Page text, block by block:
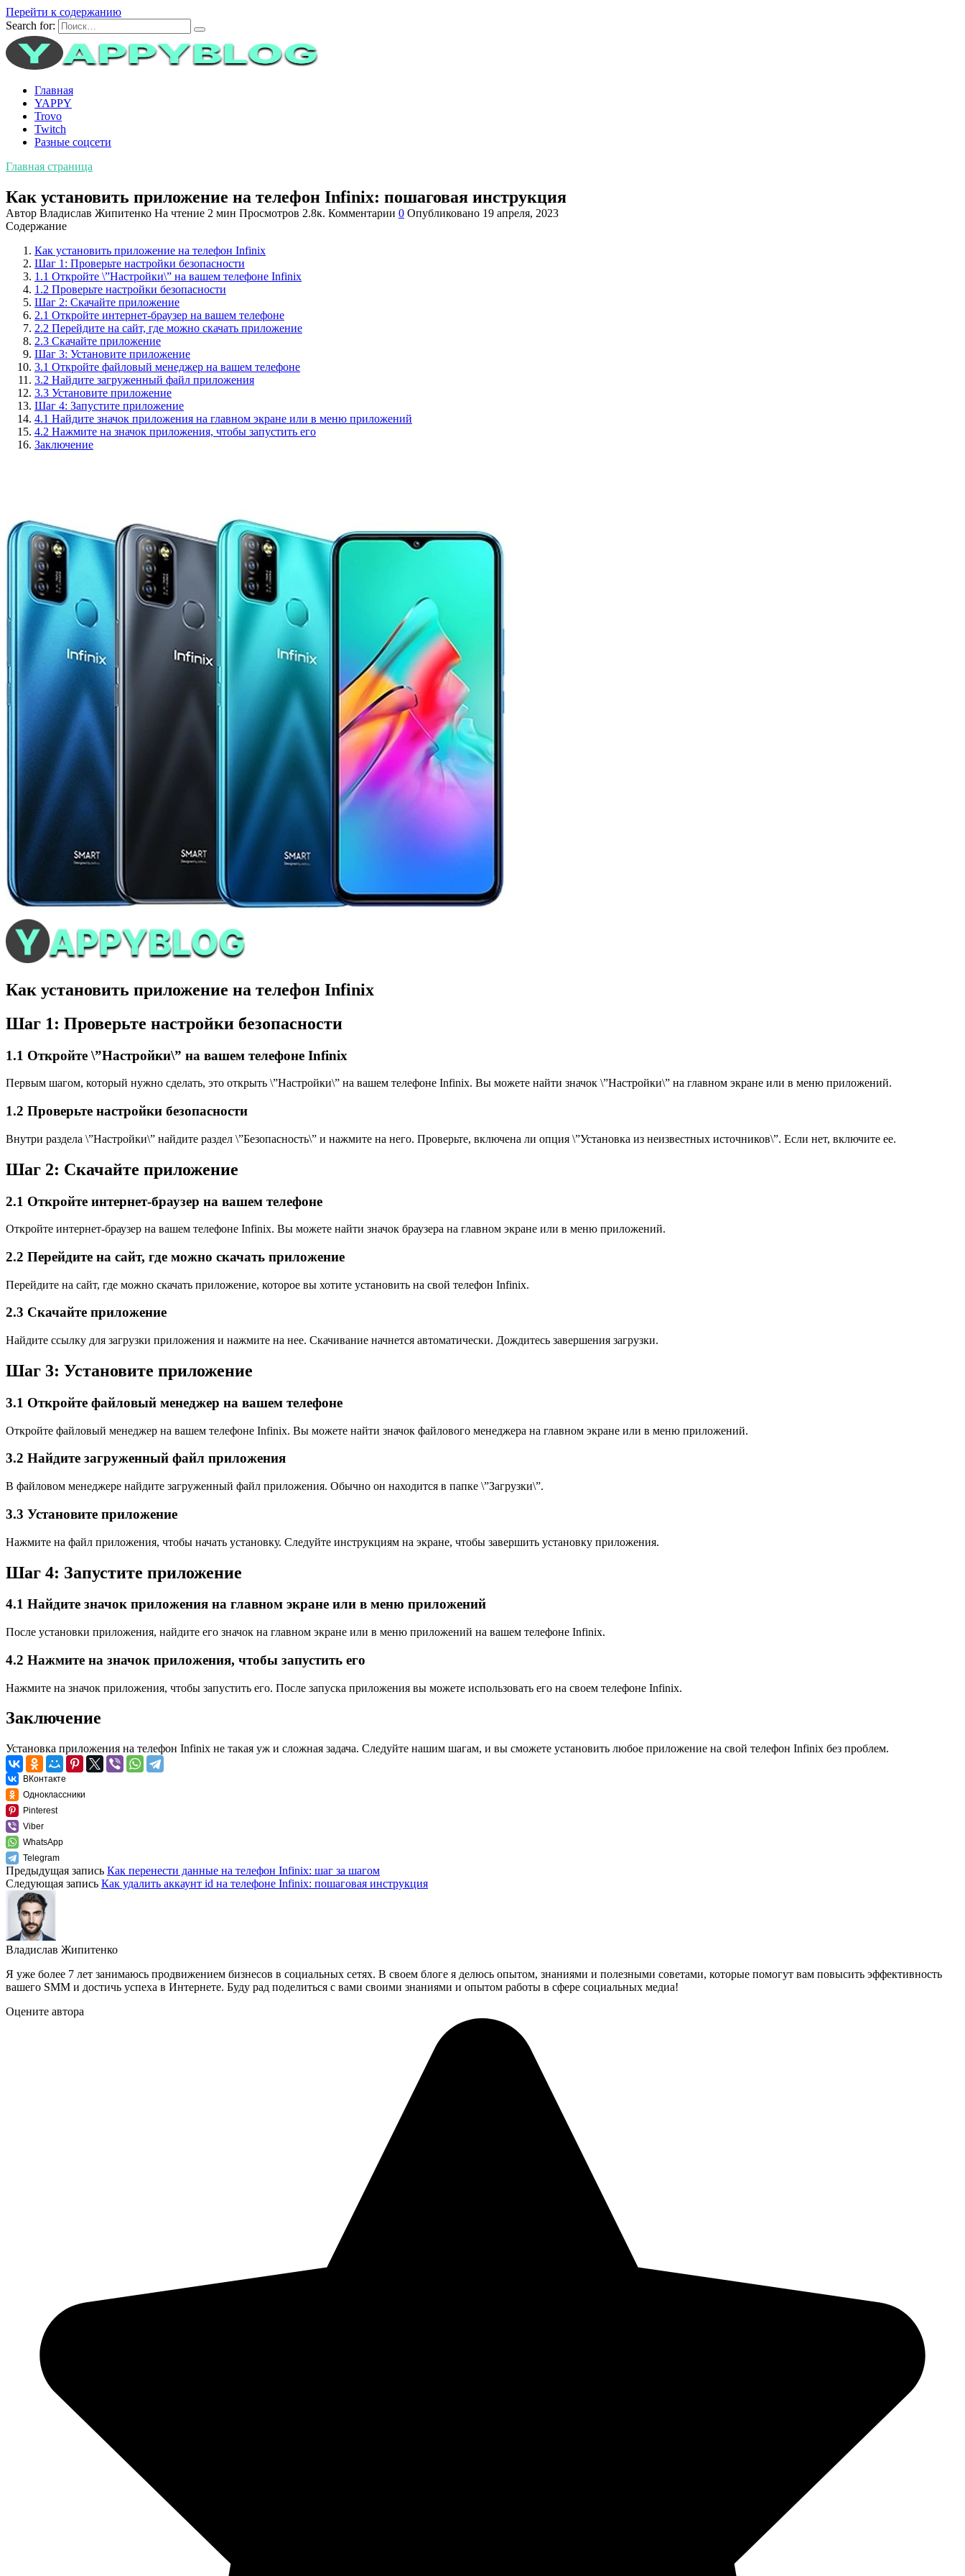
Перейти к содержанию
Search for:
Главная
YAPPY
Trovo
Twitch
Разные соцсети
Главная страница
Как установить приложение на телефон Infinix: пошаговая инструкция
Автор Владислав Жипитенко На чтение 2 мин Просмотров 2.8к. Комментарии 0 Опубликовано 19 апреля, 2023
Содержание
Как установить приложение на телефон Infinix
Шаг 1: Проверьте настройки безопасности
1.1 Откройте \”Настройки\” на вашем телефоне Infinix
1.2 Проверьте настройки безопасности
Шаг 2: Скачайте приложение
2.1 Откройте интернет-браузер на вашем телефоне
2.2 Перейдите на сайт, где можно скачать приложение
2.3 Скачайте приложение
Шаг 3: Установите приложение
3.1 Откройте файловый менеджер на вашем телефоне
3.2 Найдите загруженный файл приложения
3.3 Установите приложение
Шаг 4: Запустите приложение
4.1 Найдите значок приложения на главном экране или в меню приложений
4.2 Нажмите на значок приложения, чтобы запустить его
Заключение
Как установить приложение на телефон Infinix
Шаг 1: Проверьте настройки безопасности
1.1 Откройте \”Настройки\” на вашем телефоне Infinix
Первым шагом, который нужно сделать, это открыть \”Настройки\” на вашем телефоне Infinix. Вы можете найти значок \”Настройки\” на главном экране или в меню приложений.
1.2 Проверьте настройки безопасности
Внутри раздела \”Настройки\” найдите раздел \”Безопасность\” и нажмите на него. Проверьте, включена ли опция \”Установка из неизвестных источников\”. Если нет, включите ее.
Шаг 2: Скачайте приложение
2.1 Откройте интернет-браузер на вашем телефоне
Откройте интернет-браузер на вашем телефоне Infinix. Вы можете найти значок браузера на главном экране или в меню приложений.
2.2 Перейдите на сайт, где можно скачать приложение
Перейдите на сайт, где можно скачать приложение, которое вы хотите установить на свой телефон Infinix.
2.3 Скачайте приложение
Найдите ссылку для загрузки приложения и нажмите на нее. Скачивание начнется автоматически. Дождитесь завершения загрузки.
Шаг 3: Установите приложение
3.1 Откройте файловый менеджер на вашем телефоне
Откройте файловый менеджер на вашем телефоне Infinix. Вы можете найти значок файлового менеджера на главном экране или в меню приложений.
3.2 Найдите загруженный файл приложения
В файловом менеджере найдите загруженный файл приложения. Обычно он находится в папке \”Загрузки\”.
3.3 Установите приложение
Нажмите на файл приложения, чтобы начать установку. Следуйте инструкциям на экране, чтобы завершить установку приложения.
Шаг 4: Запустите приложение
4.1 Найдите значок приложения на главном экране или в меню приложений
После установки приложения, найдите его значок на главном экране или в меню приложений на вашем телефоне Infinix.
4.2 Нажмите на значок приложения, чтобы запустить его
Нажмите на значок приложения, чтобы запустить его. После запуска приложения вы можете использовать его на своем телефоне Infinix.
Заключение
Установка приложения на телефон Infinix не такая уж и сложная задача. Следуйте нашим шагам, и вы сможете установить любое приложение на свой телефон Infinix без проблем.
ВКонтакте
Одноклассники
Pinterest
Viber
WhatsApp
Telegram
Предыдущая запись Как перенести данные на телефон Infinix: шаг за шагом
Следующая запись Как удалить аккаунт id на телефоне Infinix: пошаговая инструкция
Владислав Жипитенко
Я уже более 7 лет занимаюсь продвижением бизнесов в социальных сетях. В своем блоге я делюсь опытом, знаниями и полезными советами, которые помогут вам повысить эффективность
вашего SMM и достичь успеха в Интернете. Буду рад поделиться с вами своими знаниями и опытом работы в сфере социальных медиа!
Оцените автора